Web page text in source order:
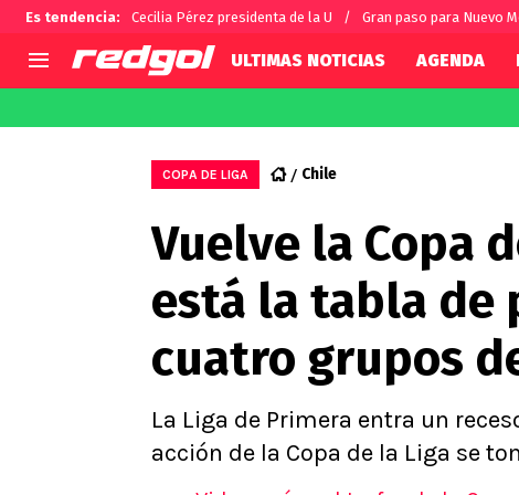
Es tendencia: Cecilia Pérez presidenta de la U Gran paso para Nuevo
Selección Chilena
U de Chile
U Católica
Campeonato Nacional
Primera B
Segunda División
Copa Chile
Supercopa Chile
Campeonato Femenino
Alexis
Carlos
Chilenos
ULTIMAS NOTICIAS AGENDA
COPA DE LIGA Chile
Vuelve la Copa
está la tabla de
cuatro grupos
La Liga de Primera entra un
acción de la Copa de la Liga se